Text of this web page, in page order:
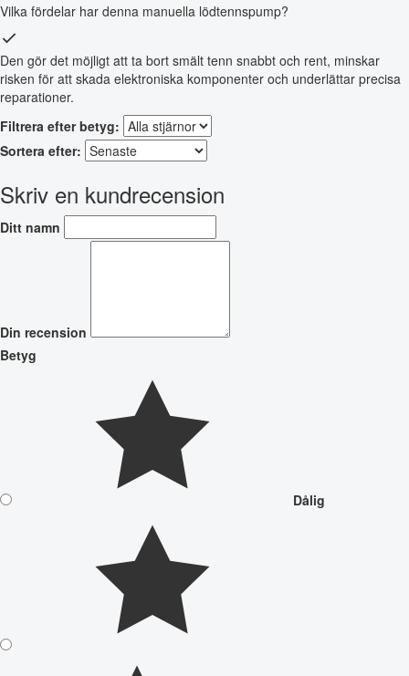
Vilka fördelar har denna manuella lödtennspump?
Den gör det möjligt att ta bort smält tenn snabbt och rent, minskar
risken för att skada elektroniska komponenter och underlättar precisa
reparationer.
Filtrera efter betyg:
Sortera efter:
Skriv en kundrecension
Ditt namn
Din recension
Betyg
Dålig